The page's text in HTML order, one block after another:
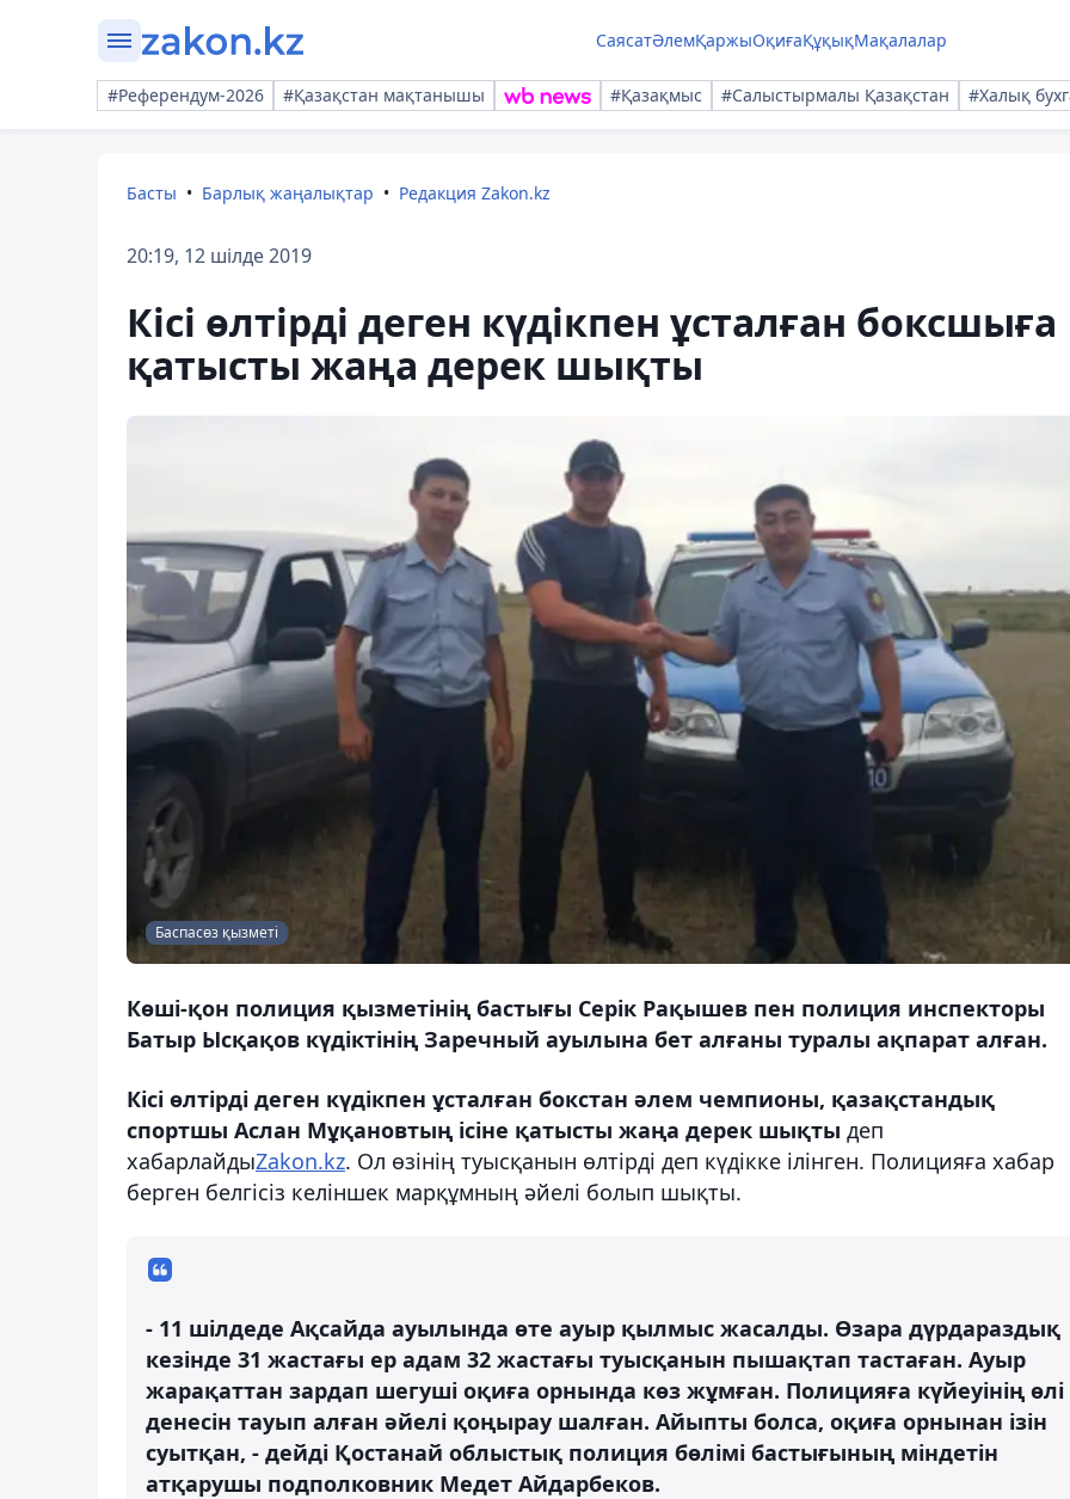
СаясатӘлемҚаржыОқиғаҚұқықМақалалар
#Референдум-2026 #Қазақстан мақтанышы #Қазақмыс #Салыстырмалы Қазақстан #Халық
Басты Барлық жаңалықтар Редакция Zakon.kz
20:19, 12 шілде 2019
Кісі өлтірді деген күдікпен ұсталған боксшыға
қатысты жаңа дерек шықты
Баспасөз қызметі
Көші-қон полиция қызметінің бастығы Серік Рақышев пен полиция инспекторы
Батыр Ысқақов күдіктінің Заречный ауылына бет алғаны туралы ақпарат алған.
Кісі өлтірді деген күдікпен ұсталған бокстан әлем чемпионы, қазақстандық
спортшы Аслан Мұқановтың ісіне қатысты жаңа дерек шықты деп
хабарлайдыZakon.kz. Ол өзінің туысқанын өлтірді деп күдікке ілінген. Полицияға хабар
берген белгісіз келіншек марқұмның әйелі болып шықты.
- 11 шілдеде Ақсайда ауылында өте ауыр қылмыс жасалды. Өзара дүрдараздық
кезінде 31 жастағы ер адам 32 жастағы туысқанын пышақтап тастаған. Ауыр
жарақаттан зардап шегуші оқиға орнында көз жұмған. Полицияға күйеуінің өлі
денесін тауып алған әйелі қоңырау шалған. Айыпты болса, оқиға орнынан ізін
суытқан, - дейді Қостанай облыстық полиция бөлімі бастығының міндетін
атқарушы подполковник Медет Айдарбеков.